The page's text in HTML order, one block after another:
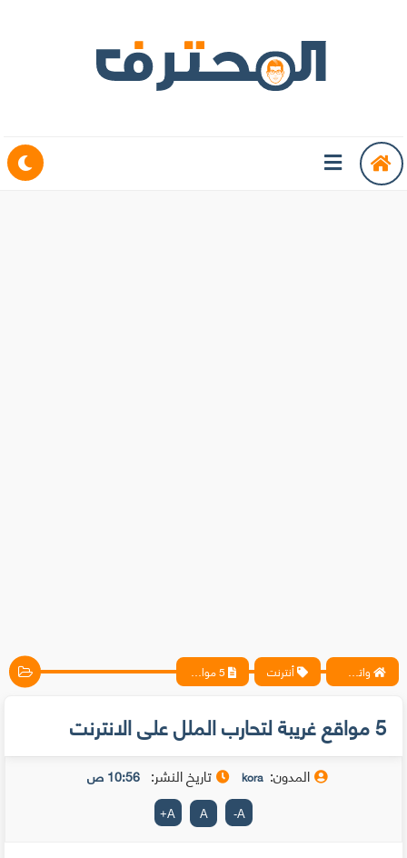
واتس آب ، فيسبوك ، أنترنت ، شروحات تقنية حصرية - المحترف أنترنت
5 مواقع غريبة لتحارب الملل على الانترنت
المدون: kora تاريخ النشر: 10:56 ص
A
-
A
A
+